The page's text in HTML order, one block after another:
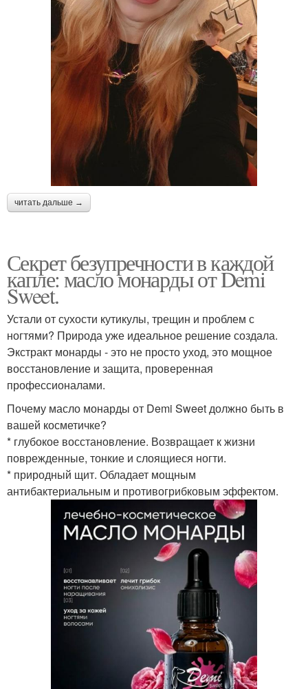
читать дальше →
Секрет безупречности в каждой
капле: масло монарды от Demi
Sweet.
Устали от сухости кутикулы, трещин и проблем с
ногтями? Природа уже идеальное решение создала.
Экстракт монарды - это не просто уход, это мощное
восстановление и защита, проверенная
профессионалами.
Почему масло монарды от Demi Sweet должно быть в
вашей косметичке?
* глубокое восстановление. Возвращает к жизни
поврежденные, тонкие и слоящиеся ногти.
* природный щит. Обладает мощным
антибактериальным и противогрибковым эффектом.